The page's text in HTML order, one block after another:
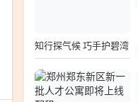
知行探气候 巧手护碧湾